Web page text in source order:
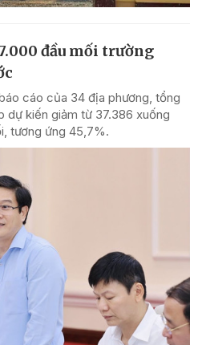
đầu mối trường
cáo của 34 địa phương, tổng
kiến giảm từ 37.386 xuống
tương ứng 45,7%.